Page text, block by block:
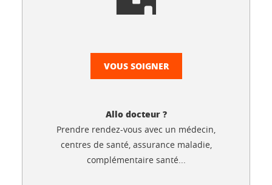
VOUS SOIGNER
Allo docteur ?
Prendre rendez-vous avec un médecin,
centres de santé, assurance maladie,
complémentaire santé...